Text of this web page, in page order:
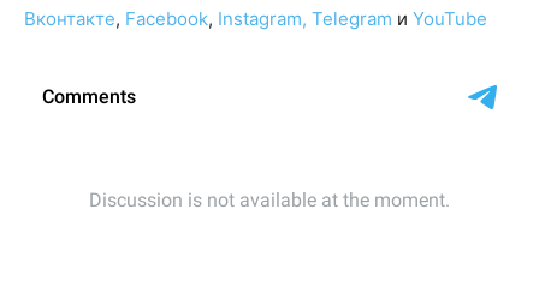
Вконтакте, Facebook, Instagram, Telegram и YouTube